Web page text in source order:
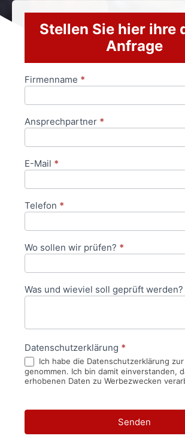
Stellen Sie hier ihre
Anfrage
Anfrageformular
Firmenname *
Ansprechpartner *
E-Mail *
Telefon *
Wo sollen wir prüfen? *
Was und wieviel soll geprüft werden?
Datenschutzerklärung *
Ich habe die Datenschutzerklärung
genommen. Ich bin damit einverstanden,
erhobenen Daten zu Werbezwecken
Senden